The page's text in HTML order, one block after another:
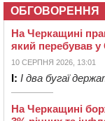
ОБГОВОРЕННЯ
На Черкащині
який перебував у
10 СЕРПНЯ 2026, 13:01
І: І два бугаї
На Черкащині